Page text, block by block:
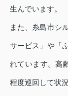
生んでいます。
また、糸島市シ
サービス」や「
れています。高
程度巡回して状